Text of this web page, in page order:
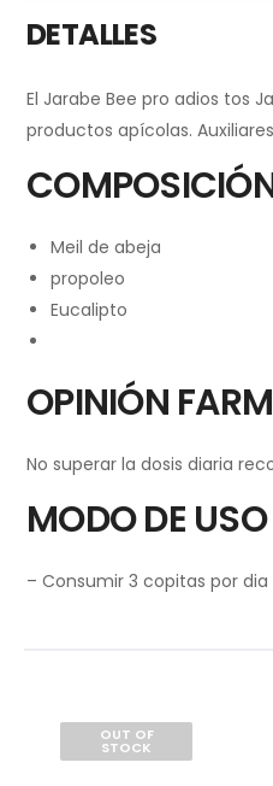
DETALLES
El Jarabe Bee pro adios tos
productos apícolas.
Meil de abeja
propoleo
Eucalipto
OPINIÓN
No superar la dosis diaria
MODO DE USO
– Consumir 3 copitas por
OUT OF
STOCK